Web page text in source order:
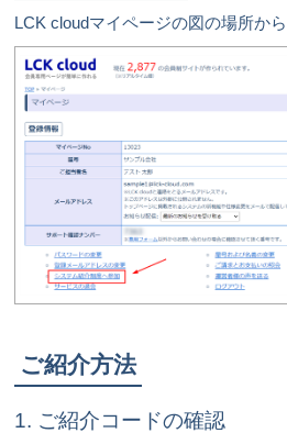
LCK cloudマイページの図の場所か
ご紹介方法
1. ご紹介コードの確認